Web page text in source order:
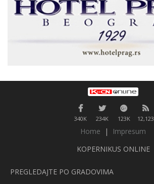
340K 234K 123K 12,123
Home |
Impresum
KOPERNIKUS ONLINE
PREGLEDAJTE PO GRADOVIMA